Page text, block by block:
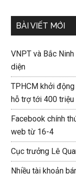
BÀI VIẾT MỚI
VNPT và Bắc
diện
TPHCM khởi
hỗ trợ tới 400
Facebook chính
web từ 16-4
Cục trưởng Lê
Nhiều tài khoản